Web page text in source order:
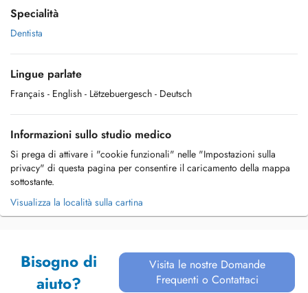
Specialità
Dentista
Lingue parlate
Français - English - Lëtzebuergesch - Deutsch
Informazioni sullo studio medico
Si prega di attivare i "cookie funzionali" nelle "Impostazioni sulla
privacy" di questa pagina per consentire il caricamento della mappa
sottostante.
Visualizza la località sulla cartina
Bisogno di
aiuto?
Visita le nostre Domande
Frequenti o Contattaci